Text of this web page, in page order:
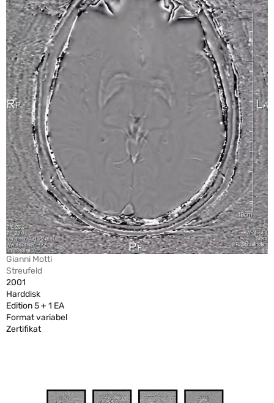
Gianni Motti
Streufeld
2001
Harddisk
Edition 5 + 1 EA
Format variabel
Zertifikat